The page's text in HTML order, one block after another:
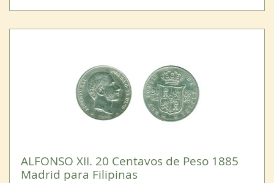
ALFONSO XII. 20 Centavos de Peso 1885
Madrid para Filipinas